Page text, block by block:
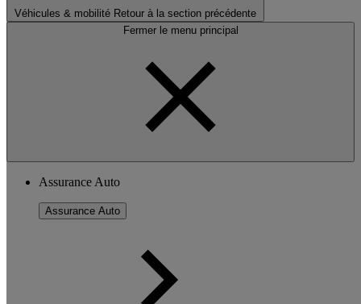
Véhicules & mobilité Retour à la section précédente
Fermer le menu principal
Assurance Auto
Assurance Auto